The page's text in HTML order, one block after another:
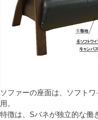
ソファーの座面は、ソフト
用。
特徴は、Sバネが独立的な働